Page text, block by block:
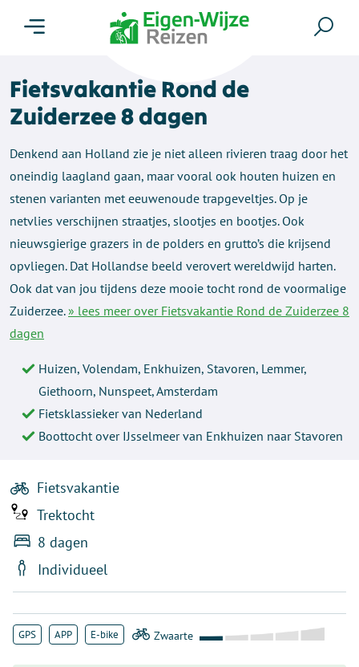
Fietsvakantie Rond de
Zuiderzee 8 dagen
Denkend aan Holland zie je niet alleen rivieren traag door het
oneindig laagland gaan, maar vooral ook houten huizen en
stenen varianten met eeuwenoude trapgeveltjes. Op je
netvlies verschijnen straatjes, slootjes en bootjes. Ook
nieuwsgierige grazers in de polders en grutto’s die krijsend
opvliegen. Dat Hollandse beeld verovert wereldwijd harten.
Ook dat van jou tijdens deze mooie tocht rond de voormalige
Zuiderzee.» lees meer over Fietsvakantie Rond de Zuiderzee 8
dagen
Huizen, Volendam, Enkhuizen, Stavoren, Lemmer,
Giethoorn, Nunspeet, Amsterdam
Fietsklassieker van Nederland
Boottocht over IJsselmeer van Enkhuizen naar Stavoren
GPS APP E-bike
Fietsvakantie
Trektocht
8 dagen
Individueel